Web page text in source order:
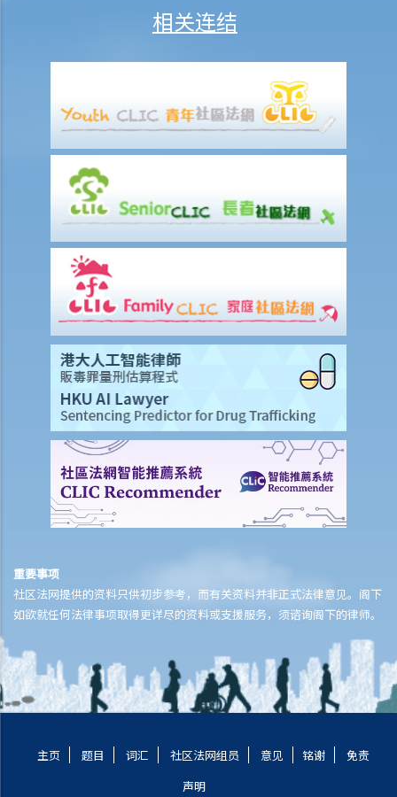
G. 发布源自触犯第 159AAB(1)或 159AAC(1)条所得的影像
1. 若一个人在一段关系结束之后发布前伴侣的私密影像是否需要承担法
律责任？
2. 若一个人在网络上威胁发布他人的「深度伪造」私密影像又是否需要
承担责任？
3. 若一个人仅拥有未经受害人同意而被发布的私密影像又是否需要承担
4. 如果有人发布或威胁发布我的私密影像，我该怎么办？
为保障易受伤害人士而订立之性罪行
A. 涉及年轻人或儿童的性罪行
1. 与13岁以下女童非法性交
2. 与16岁以下女童非法性交
3. 与21岁以下女童作出肛交
4. 与16岁以下男性进行的同性肛交
5. 问与答
1. 如我以为未满法定年龄的女童已达到法定年龄，我是否犯法？
2. 如该名未满法定年龄的女童同意性交，我又是否犯法？
3. 如我喝醉，失去自制能力，我是否要负上法律责任？
1. 甚么是「从其父母或监护人的管有下带走女童」？
2. 如该名女童当时并不由其父母或监护人管有，我又是否须要负上法律
3. 如我违反女童父母的意愿把女童带走时，并没有不道德意图或动机，
我可否脱罪？
4. 如果是女童提出要跟我离开，我只是被动地顺应她的提议而行，我又
C. 向16岁以下儿童作出猥亵行为
1. 如果该名儿童对我的猥亵行为表示同意，我是否犯法？
相关连结
重要事项
社区法网提供的资料只供初步参考，而有关资料并非正式法律意见。阁下
如欲就任何法律事项取得更详尽的资料或支援服务，须谘询阁下的律师。
主页 题目 词汇 社区法网组员 意见 铭谢
免责
声明